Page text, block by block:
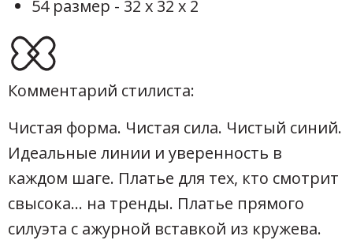
54 размер - 32 х 32 х 2
Комментарий стилиста:
Чистая форма. Чистая сила. Чистый синий.
Идеальные линии и уверенность в
каждом шаге. Платье для тех, кто смотрит
свысока… на тренды. Платье прямого
силуэта с ажурной вставкой из кружева.